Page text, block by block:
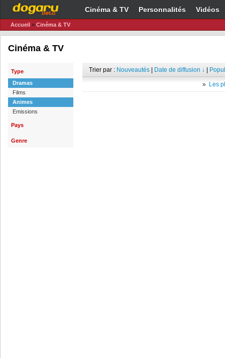
Cinéma & TV Personnalités Vidéos
Accueil » Cinéma & TV
Cinéma & TV
Type
Dramas
Films
Animes
Emissions
Pays
Genre
Trier par : Nouveautés Date de diffusion ↓
» Les